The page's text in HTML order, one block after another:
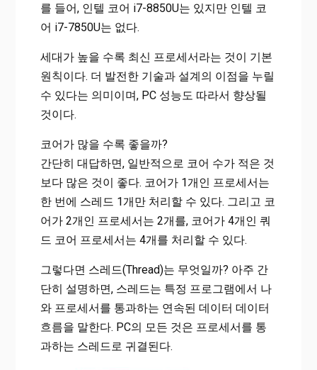
를 들어, 인텔 코어 i7-8850U는 있지만 인텔 코
어 i7-7850U는 없다.
세대가 높을 수록 최신 프로세서라는 것이 기본
원칙이다. 더 발전한 기술과 설계의 이점을 누릴
수 있다는 의미이며, PC 성능도 따라서 향상될
것이다.
코어가 많을 수록 좋을까?
간단히 대답하면, 일반적으로 코어 수가 적은 것
보다 많은 것이 좋다. 코어가 1개인 프로세서는
한 번에 스레드 1개만 처리할 수 있다. 그리고 코
어가 2개인 프로세서는 2개를, 코어가 4개인 쿼
드 코어 프로세서는 4개를 처리할 수 있다.
그렇다면 스레드(Thread)는 무엇일까? 아주 간
단히 설명하면, 스레드는 특정 프로그램에서 나
와 프로세서를 통과하는 연속된 데이터 데이터
흐름을 말한다. PC의 모든 것은 프로세서를 통
과하는 스레드로 귀결된다.